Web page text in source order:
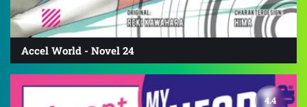
Accel World - Novel 24
4.4